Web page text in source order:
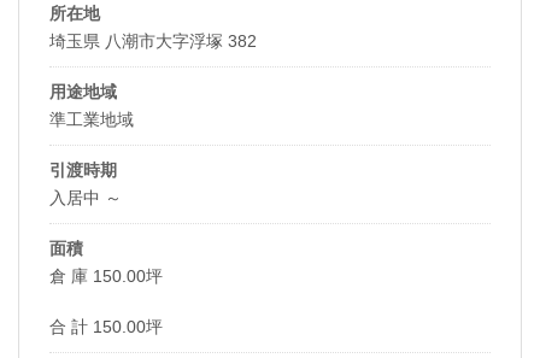
所在地
埼玉県 八潮市大字浮塚 382
用途地域
準工業地域
引渡時期
入居中 ～
面積
倉 庫 150.00坪
合 計 150.00坪